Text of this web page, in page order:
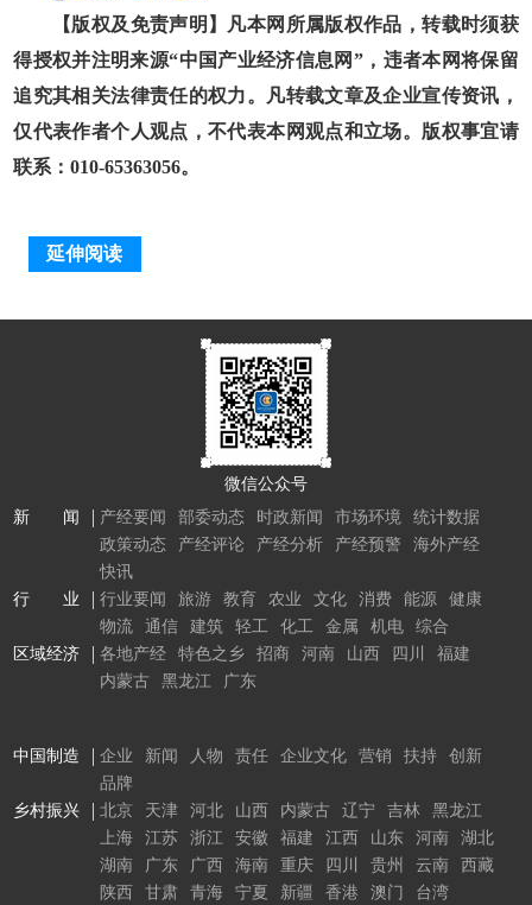
【版权及免责声明】凡本网所属版权作品，转载时须获
得授权并注明来源“中国产业经济信息网”，违者本网将保留
追究其相关法律责任的权力。凡转载文章及企业宣传资讯，
仅代表作者个人观点，不代表本网观点和立场。版权事宜请
联系：010-65363056。
延伸阅读
微信公众号
新 闻
产经要闻 部委动态 时政新闻 市场环境
统计数据
政策动态
产经评论 产经分析 产经预警
海外产经
快讯
行 业
行业要闻 旅游 教育 农业 文化 消费 能源
健康
物流
通信 建筑 轻工 化工 金属 机电
综合
区域经济
各地产经 特色之乡 招商 河南 山西 四川
福建
内蒙古
黑龙江 广东
中国制造 企业 新闻 人物 责任 企业文化 营销 扶持
创新
品牌
乡村振兴
北京 天津 河北 山西 内蒙古 辽宁 吉林
黑龙江
上海
江苏 浙江 安徽 福建 江西 山东 河南
湖北
湖南
广东 广西 海南 重庆 四川 贵州 云南
西藏
陕西
甘肃 青海 宁夏 新疆 香港 澳门 台湾